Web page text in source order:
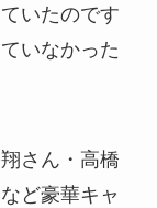
いたのです
いなかった
さん・高橋
ど豪華キャ